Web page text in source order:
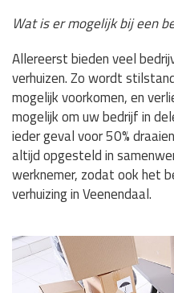
Wat is er mogelijk bij een
Allereerst bieden veel
verhuizen. Zo wordt
mogelijk voorkomen, en
mogelijk om uw bedrijf in
ieder geval voor 50%
altijd opgesteld in
werknemer, zodat ook het
verhuizing in Veenendaal.